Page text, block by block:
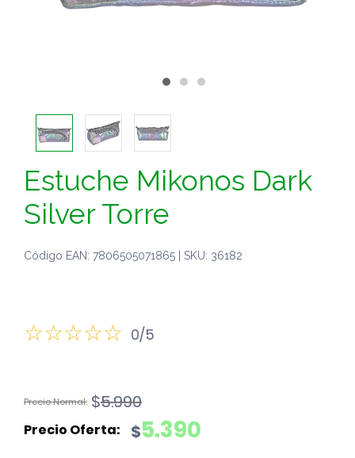
Estuche Mikonos Dark
Silver Torre
Código EAN: 7806505071865 | SKU: 36182
0/5
$5.990
El
original
$5.390
El
actual